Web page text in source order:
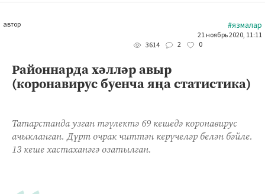
автор #язмалар
21 ноябрь 2020, 11:11
3614
2 0
Районнарда хәлләр авыр
(коронавирус буенча яңа статистика)
Татарстанда узган тәүлектә 69 кешедә коронавирус
ачыкланган. Дүрт очрак читтән керүчеләр белән бәйле.
13 кеше хастаханәгә озатылган.